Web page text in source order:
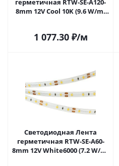
герметичная RTW-SE-A120-
8mm 12V Cool 10K (9.6 W/m,
Саратове
1 077.30₽/м
Светодиодная Лента
герметичная RTW-SE-A60-
8mm 12V White6000 (7.2 W/m,